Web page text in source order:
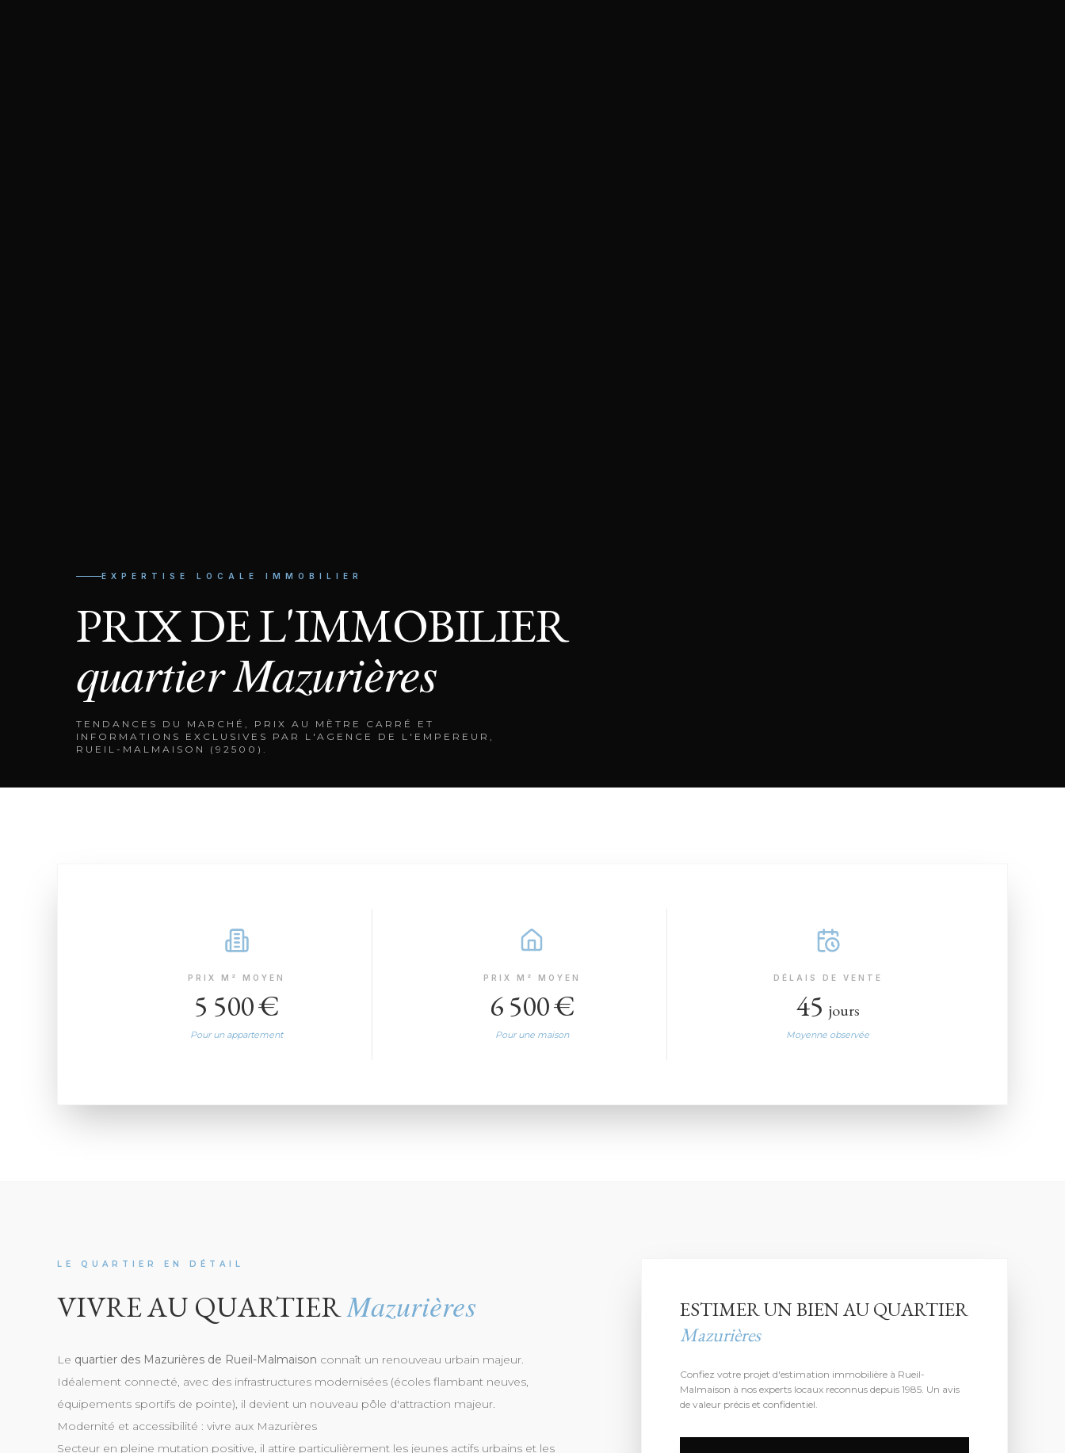
EXPERTISE LOCALE IMMOBILIER
PRIX DE L'IMMOBILIER
quartierMazurières
TENDANCES DU MARCHÉ, PRIX AU MÈTRE CARRÉ ET
INFORMATIONS EXCLUSIVES PAR L'AGENCE DE L'EMPEREUR,
RUEIL-MALMAISON (92500).
PRIX M² MOYEN
5 500 €
Pour un appartement
PRIX M² MOYEN
6 500 €
Pour une maison
DÉLAIS DE VENTE
45 jours
Moyenne observée
LE QUARTIER EN DÉTAIL
VIVRE AU QUARTIERMazurières
Le quartier des Mazurières de Rueil-Malmaison connaît un renouveau urbain majeur.
Idéalement connecté, avec des infrastructures modernisées (écoles flambant neuves,
équipements sportifs de pointe), il devient un nouveau pôle d'attraction majeur.
Modernité et accessibilité : vivre aux Mazurières
Secteur en pleine mutation positive, il attire particulièrement les jeunes actifs urbains et les
ESTIMER UN BIEN AU QUARTIER
Mazurières
Confiez votre projet d'estimation immobilière à Rueil-
Malmaison à nos experts locaux reconnus depuis 1985. Un avis
de valeur précis et confidentiel.